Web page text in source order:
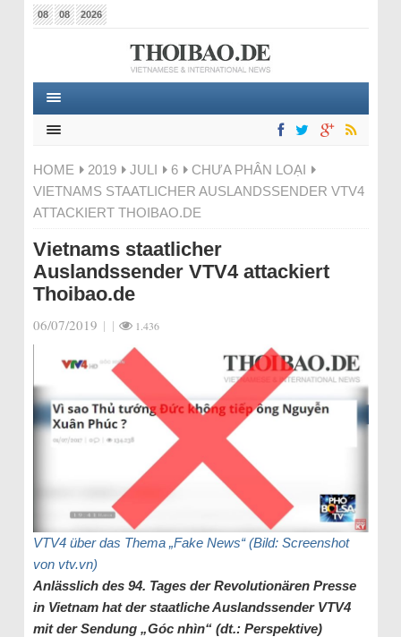
08 08 2026
HOME 2019 JULI 6
CHƯA PHÂN LOẠI
VIETNAMS STAATLICHER AUSLANDSSENDER VTV4
ATTACKIERT THOIBAO.DE
Vietnams staatlicher
Auslandssender VTV4 attackiert
Thoibao.de
06/07/2019 | | 1.436
VTV4 über das Thema „Fake News“ (Bild: Screenshot
von vtv.vn)
Anlässlich des 94. Tages der Revolutionären Presse
in Vietnam hat der staatliche Auslandssender VTV4
mit der Sendung „Góc nhìn“ (dt.: Perspektive)